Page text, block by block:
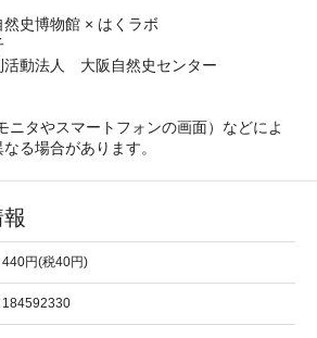
史博物館 × はくラボ
活動法人 大阪自然史センター
ニタやスマートフォンの画面）などによ
る場合があります。
440円(税40円)
184592330